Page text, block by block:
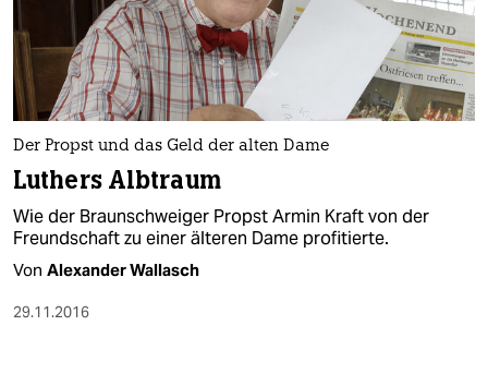
Der Propst und das Geld der alten Dame
Luthers Albtraum
Wie der Braunschweiger Propst Armin Kraft von der
Freundschaft zu einer älteren Dame profitierte.
Von Alexander Wallasch
29.11.2016